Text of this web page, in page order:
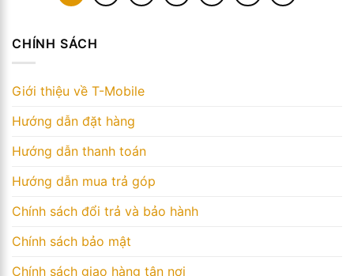
CHÍNH SÁCH
Giới thiệu về T-Mobile
Hướng dẫn đặt hàng
Hướng dẫn thanh toán
Hướng dẫn mua trả góp
Chính sách đổi trả và bảo hành
Chính sách bảo mật
Chính sách giao hàng tận nơi